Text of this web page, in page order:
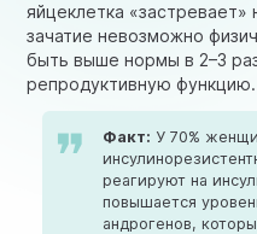
яйцеклетка «застревает»
зачатие невозможно
быть выше нормы в 2–3
репродуктивную функцию.
Факт: У 70%
реагируют на
повышается
андрогенов,